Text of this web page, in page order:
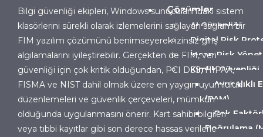
Çözümler
AI Güvenliği
Digital Risk
İnsan Risk
Kimlik Güvenliği
Ayrıcalıklı
(PAM)
Çok
Doğrulama
Bilgi güvenliği ekipleri, Windows sunucularındaki sistem
klasörlerini sürekli olarak izlemelerini sağlayan sağlam bir
FIM yazılım çözümünü benimseyerek izinsiz giriş
algılamalarını iyileştirebilir. Gerçekten de FIM, veri
güvenliği için çok kritik olduğundan, PCI DSS, HIPAA,
FISMA ve NIST dahil olmak üzere en yaygın uyumluluk
düzenlemeleri ve güvenlik çerçeveleri, mümkün
olduğunda uygulanmasını önerir. Kart sahibi bilgileri
veya tıbbi kayıtlar gibi son derece hassas verilerle